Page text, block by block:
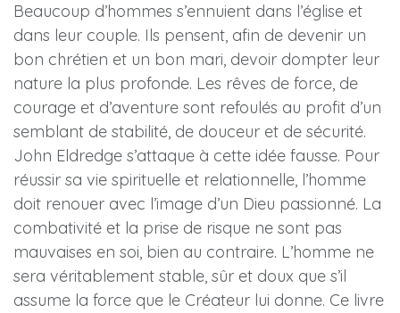
Beaucoup d’hommes s’ennuient dans l’église et
dans leur couple. Ils pensent, afin de devenir un
bon chrétien et un bon mari, devoir dompter leur
nature la plus profonde. Les rêves de force, de
courage et d’aventure sont refoulés au profit d’un
semblant de stabilité, de douceur et de sécurité.
John Eldredge s’attaque à cette idée fausse. Pour
réussir sa vie spirituelle et relationnelle, l’homme
doit renouer avec l’image d’un Dieu passionné. La
combativité et la prise de risque ne sont pas
mauvaises en soi, bien au contraire. L’homme ne
sera véritablement stable, sûr et doux que s’il
assume la force que le Créateur lui donne. Ce livre